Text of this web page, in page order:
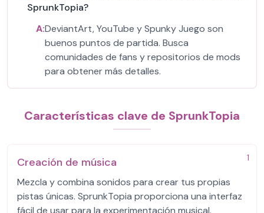
SprunkTopia?
A:DeviantArt, YouTube y Spunky Juego son
buenos puntos de partida. Busca
comunidades de fans y repositorios de mods
para obtener más detalles.
Características clave de SprunkTopia
1
Creación de música
Mezcla y combina sonidos para crear tus propias
pistas únicas. SprunkTopia proporciona una interfaz
fácil de usar para la experimentación musical.